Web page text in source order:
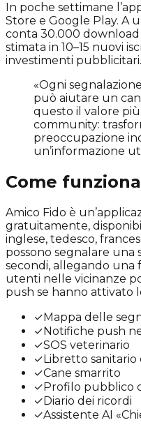
In poche settimane
Store e Google Play. A
conta 30.000
stimata in 10–15 nuovi
investimenti pubblicitari.
«Ogni
può aiutare un
questo il valore
community:
preoccupazione
un’informazione
Come
Amico Fido è
gratuitamente,
inglese, tedesco,
possono segnalare una
secondi, allegando una
utenti nelle vicinanze
push se hanno attivato
✓Mappa delle
✓Notifiche push
✓SOS veterinario
✓Libretto sanitario
✓Cane smarrito
✓Profilo pubblico
✓Diario dei ricordi
✓Assistente AI